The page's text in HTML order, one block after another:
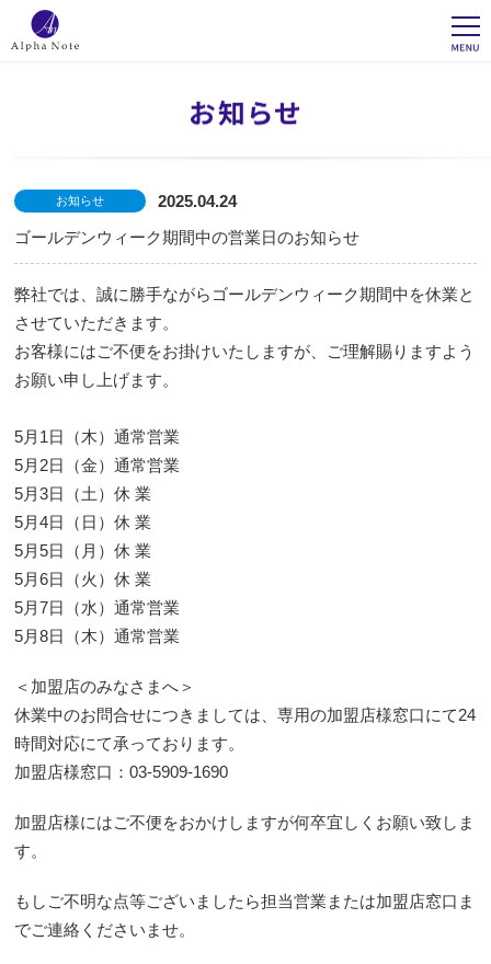
お知らせ
2025.04.24
ゴールデンウィーク期間中の営業日のお知らせ
弊社では、誠に勝手ながらゴールデンウィーク期間中を休業と
させていただきます。
お客様にはご不便をお掛けいたしますが、ご理解賜りますよう
お願い申し上げます。
5月1日（木）通常営業
5月2日（金）通常営業
5月3日（土）休 業
5月4日（日）休 業
5月5日（月）休 業
5月6日（火）休 業
5月7日（水）通常営業
5月8日（木）通常営業
＜加盟店のみなさまへ＞
休業中のお問合せにつきましては、専用の加盟店様窓口にて24
時間対応にて承っております。
加盟店様窓口：03-5909-1690
加盟店様にはご不便をおかけしますが何卒宜しくお願い致しま
す。
もしご不明な点等ございましたら担当営業または加盟店窓口ま
でご連絡くださいませ。